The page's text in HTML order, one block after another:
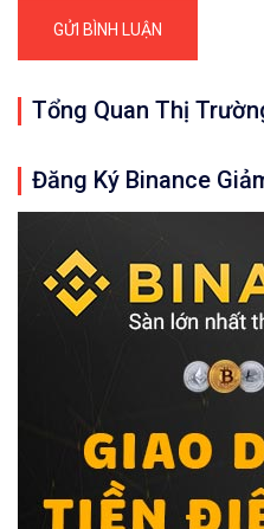
Tổng Quan Thị
Đăng Ký Binance